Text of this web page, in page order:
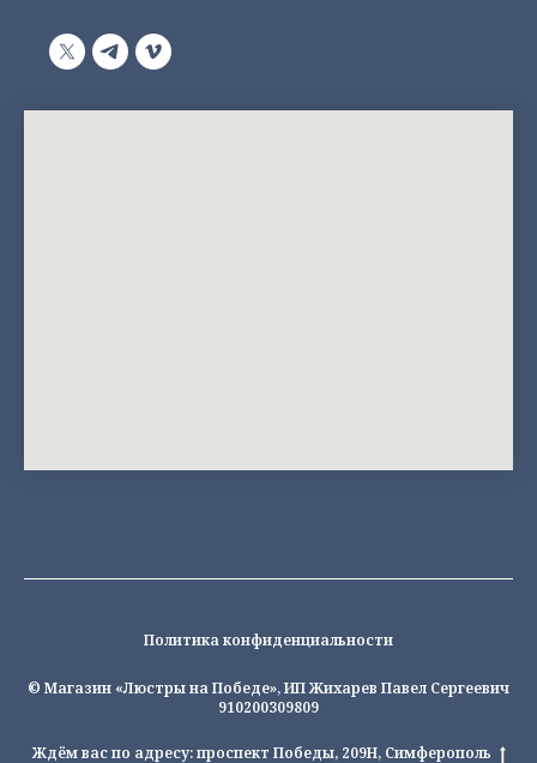
Политика конфиденциальности
© Магазин «Люстры на Победе», ИП Жихарев Павел Сергеевич
910200309809
Ждём вас по адресу: проспект Победы, 209Н, Симферополь